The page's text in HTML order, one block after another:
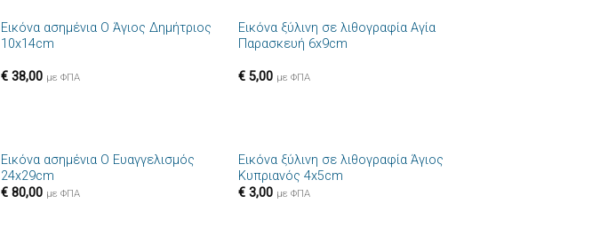
Πρόσθήκη
Εικόνα ασημένια Ο Άγιος Δημήτριος
10x14cm
€ 38,00 με ΦΠΑ
Πρόσθήκη
Εικόνα ξύλινη σε λιθογραφία Αγία
Παρασκευή 6x9cm
€5,00 με ΦΠΑ
Πρόσθήκη
Εικόνα ασημένια Ο Ευαγγελισμός
24x29cm
€ 80,00 με ΦΠΑ
Πρόσθήκη
Εικόνα ξύλινη σε λιθογραφία Άγιος
Κυπριανός 4x5cm
€3,00 με ΦΠΑ